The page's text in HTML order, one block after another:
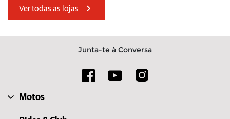
França
Itália
Suíça
Ver todas as lojas
Junta-te à Conversa
Motos